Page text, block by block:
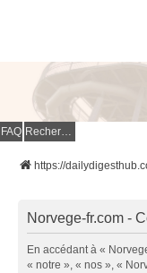
FAQ Rechercher
https://
Norvege-fr.com -
En accédant à «
« notre », « nos », «